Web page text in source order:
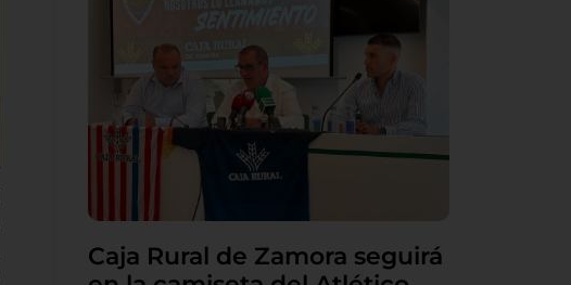
Caja Rural de Zamora seguirá